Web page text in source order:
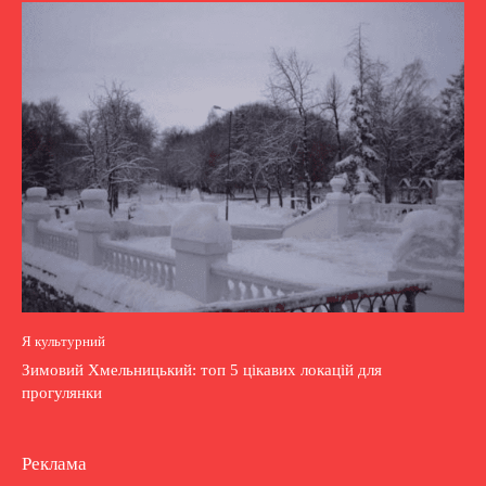
Я культурний
Зимовий Хмельницький: топ 5 цікавих локацій для
прогулянки
Реклама